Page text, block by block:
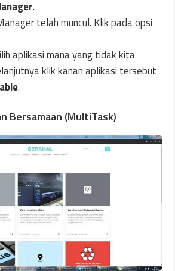
.
telah muncul. Klik pada opsi
aplikasi mana yang tidak kita
klik kanan aplikasi tersebut
.
Bersamaan (MultiTask)